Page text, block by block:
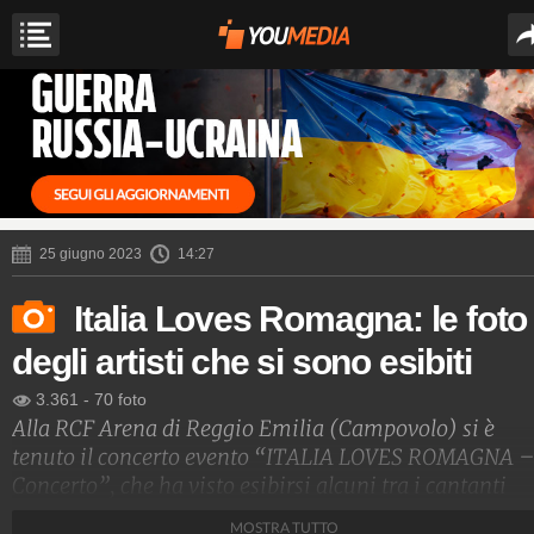
25 giugno 2023 14:27
Italia Loves Romagna: le foto
degli artisti che si sono esibiti
3.361 - 70 foto
Alla RCF Arena di Reggio Emilia (Campovolo) si è
tenuto il concerto evento “ITALIA LOVES ROMAGNA
Concerto”, che ha visto esibirsi alcuni tra i cantanti
MOSTRA TUTTO